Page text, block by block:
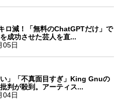
ロ減！「無料のChatGPTだけ」で
成功させた芸人を直...
05日
い」「不真面目すぎ」King Gnuの
判が殺到。アーティス...
04日